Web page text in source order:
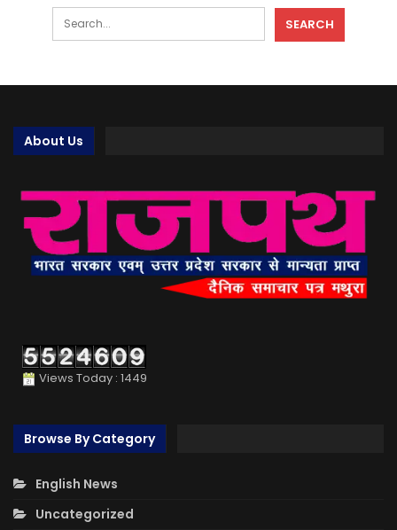
About Us
Views Today : 1449
Browse By Category
English News
Uncategorized